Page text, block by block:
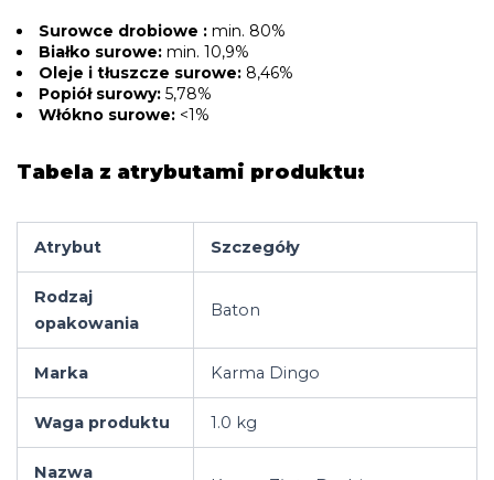
Surowce drobiowe : min. 80%
Białko surowe: min. 10,9%
Oleje i tłuszcze surowe: 8,46%
Popiół surowy: 5,78%
Włókno surowe: <1%
Tabela z atrybutami produktu:
Atrybut Szczegóły
Rodzaj
opakowania
Baton
Marka Karma Dingo
Waga produktu 1.0 kg
Nazwa